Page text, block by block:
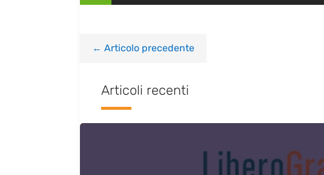
← Articolo precedente
Articoli recenti